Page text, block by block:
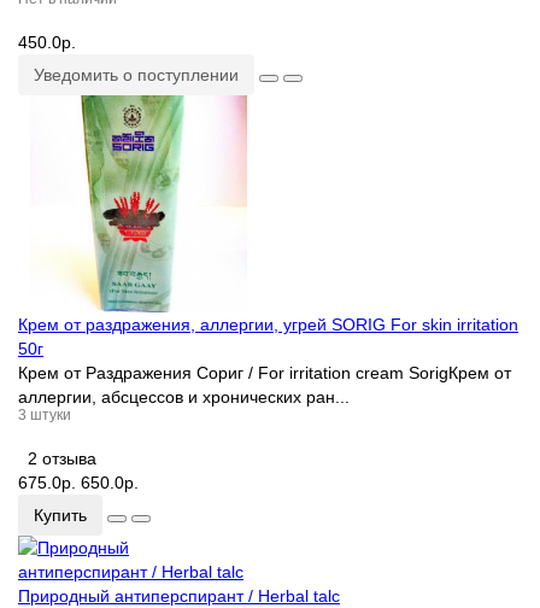
450.0р.
Уведомить о поступлении
Крем от раздражения, аллергии, угрей SORIG For skin irritation
50г
Крем от Раздражения Сориг / For irritation cream SorigКрем от
аллергии, абсцессов и хронических ран...
3 штуки
2 отзыва
675.0р. 650.0р.
Купить
Природный антиперспирант / Herbal talc